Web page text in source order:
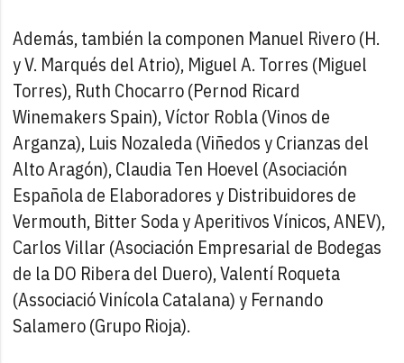
Además, también la componen Manuel Rivero (H.
y V. Marqués del Atrio), Miguel A. Torres (Miguel
Torres), Ruth Chocarro (Pernod Ricard
Winemakers Spain), Víctor Robla (Vinos de
Arganza), Luis Nozaleda (Viñedos y Crianzas del
Alto Aragón), Claudia Ten Hoevel (Asociación
Española de Elaboradores y Distribuidores de
Vermouth, Bitter Soda y Aperitivos Vínicos, ANEV),
Carlos Villar (Asociación Empresarial de Bodegas
de la DO Ribera del Duero), Valentí Roqueta
(Associació Vinícola Catalana) y Fernando
Salamero (Grupo Rioja).